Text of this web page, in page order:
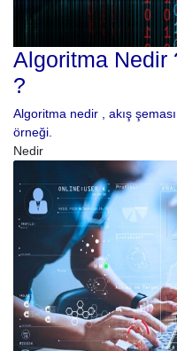
Algoritma Nedir
?
Algoritma nedir , akış
örneği.
Nedir